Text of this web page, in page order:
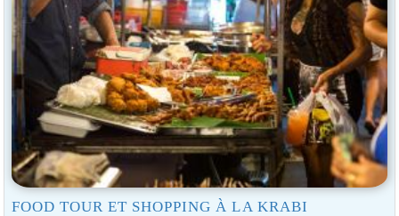
FOOD TOUR ET SHOPPING À LA KRABI